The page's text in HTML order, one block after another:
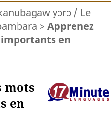
yɔrɔ / Le
> Apprenez
importants en
mots
en